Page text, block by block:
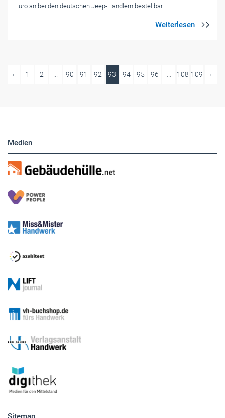
Euro an bei den deutschen Jeep-Händlern bestellbar.
‹ 1 2 ... 90 91 92 93 94 95 96 ... 108 109 ›
Medien